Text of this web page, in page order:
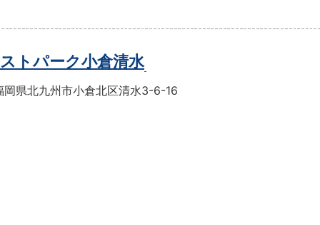
ストパーク小倉清水
岡県北九州市小倉北区清水3-6-16